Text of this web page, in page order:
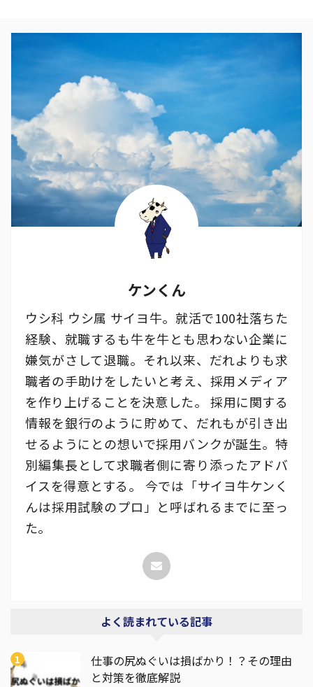
ケンくん
ウシ科 ウシ属 サイヨ牛。就活で100社落ちた
経験、就職するも牛を牛とも思わない企業に
嫌気がさして退職。それ以来、だれよりも求
職者の手助けをしたいと考え、採用メディア
を作り上げることを決意した。 採用に関する
情報を銀行のように貯めて、だれもが引き出
せるようにとの想いで採用バンクが誕生。特
別編集長として求職者側に寄り添ったアドバ
イスを得意とする。 今では「サイヨ牛ケンく
んは採用試験のプロ」と呼ばれるまでに至っ
た。
よく読まれている記事
仕事の尻ぬぐいは損ばかり！？その理由
と対策を徹底解説